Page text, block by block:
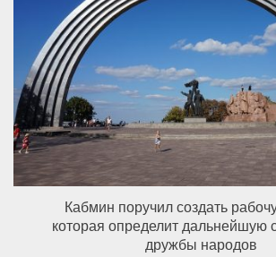
Кабмин поручил создать
которая определит дальнейшую
дружбы народов